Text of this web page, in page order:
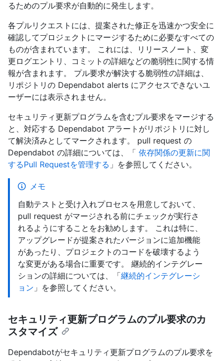
るためのプル要求が自動的に発生します。
各プルリクエストには、提案された修正を迅速かつ安全に
確認してプロジェクトにマージするために必要なすべての
ものが含まれています。 これには、リリースノート、変
更ログエントリ、コミットの詳細などの脆弱性に関する情
報が含まれます。 プル要求が解決する脆弱性の詳細は、
リポジトリの Dependabot alerts にアクセスできないユ
ーザーには表示されません。
セキュリティ更新プログラムを含むプル要求をマージする
と、対応する Dependabot アラートがリポジトリに対し
て解決済みとしてマークされます。 pull request の
Dependabot の詳細については、「 依存関係の更新に関
するPull Requestを管理する 」を参照してください。
メモ
自動テストと受け入れプロセスを用意しておいて、
pull request がマージされる前にチェックが実行さ
れるようにすることをお勧めします。 これは特に、
アップグレードが提案されたバージョンに追加機能
があったり、プロジェクトのコードを破壊するよう
な変更がある場合に重要です。 継続的インテグレー
ションの詳細については、「継続的インテグレーシ
ョン 」を参照してください。
セキュリティ更新プログラムのプル要求のカ
スタマイズ
Dependabotがセキュリティ更新プログラムのプル要求を